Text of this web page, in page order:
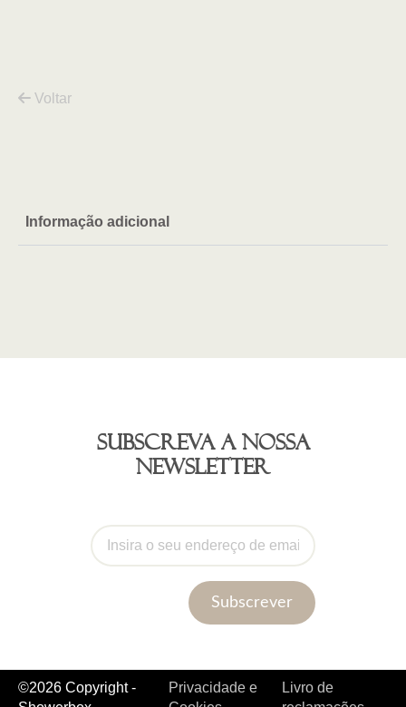
Voltar
Informação adicional
Subscreva a nossa
newsletter
Subscrever
©2026 Copyright -
Privacidade e
Livro de